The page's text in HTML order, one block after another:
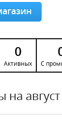
0
Активных С